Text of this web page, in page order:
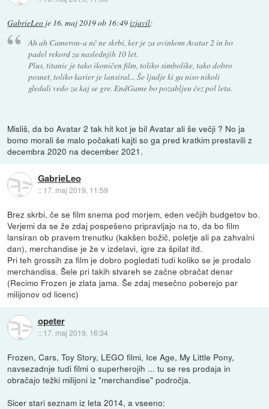
GabrieLeo je 16. maj 2019 ob 16:49izjavil:
Ah ah Cameron-a nč ne skrbi, ker je za ovinkom Avatar 2 in bo
padel rekord za naslednjih 10 let.
Plus, titanic je tako ikoničen film, toliko simbolike, tako dobro
posnet, toliko karier je lansiral... Še ljudje ki ga niso nikoli
gledali vedo za kaj se gre. EndGame bo pozabljen čez pol leta.
Misliš, da bo Avatar 2 tak hit kot je bil Avatar ali še večji ? No ja
bomo morali še malo počakati kajti so ga pred kratkim prestavili z
decembra 2020 na december 2021.
GabrieLeo
:: 17. maj 2019, 11:59
Brez skrbi, če se film snema pod morjem, eden večjih budgetov bo.
Verjemi da se že zdaj pospešeno pripravljajo na to, da bo film
lansiran ob pravem trenutku (kakšen božič, poletje ali pa zahvalni
dan), merchandise je že v izdelavi, igre za špilat itd.
Pri teh grossih za film je dobro pogledati tudi koliko se je prodalo
merchandisa. Šele pri takih stvareh se začne obračat denar
(Recimo Frozen je zlata jama. Še zdaj mesečno poberejo par
milijonov od licenc)
opeter
:: 17. maj 2019, 16:34
Frozen, Cars, Toy Story, LEGO filmi, Ice Age, My Little Pony,
navsezadnje tudi filmi o superherojih ... tu se res prodaja in
obračajo težki milijoni iz "merchandise" področja.
Sicer stari seznam iz leta 2014, a vseeno: